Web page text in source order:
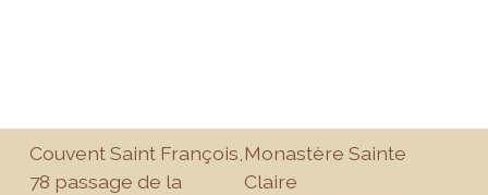
Couvent Saint François,
78 passage de la
Monastère Sainte
Claire